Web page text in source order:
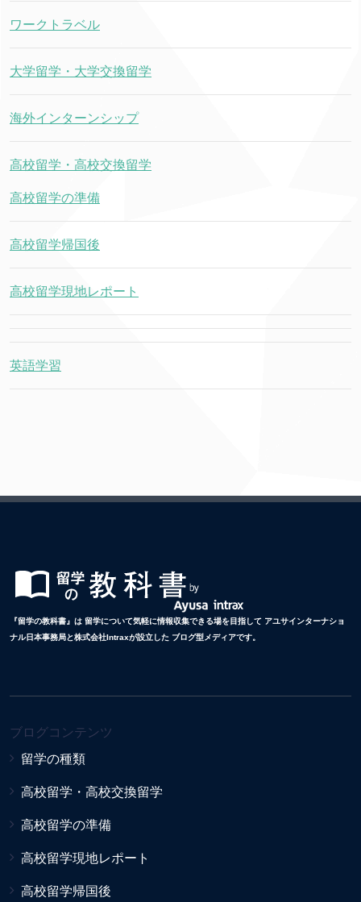
ワークトラベル
大学留学・大学交換留学
海外インターンシップ
高校留学・高校交換留学
高校留学の準備
高校留学帰国後
高校留学現地レポート
英語学習
『留学の教科書』は 留学について気軽に情報収集できる場を目指して アユサインターナショ
ナル日本事務局と株式会社Intraxが設立した ブログ型メディアです。
ブログコンテンツ
留学の種類
高校留学・高校交換留学
高校留学の準備
高校留学現地レポート
高校留学帰国後